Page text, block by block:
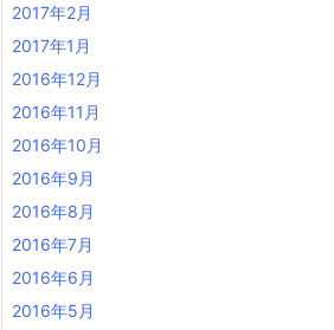
2017年2月
2017年1月
2016年12月
2016年11月
2016年10月
2016年9月
2016年8月
2016年7月
2016年6月
2016年5月